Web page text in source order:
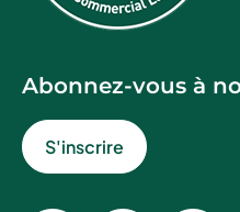
Abonnez-vous à
S'inscrire